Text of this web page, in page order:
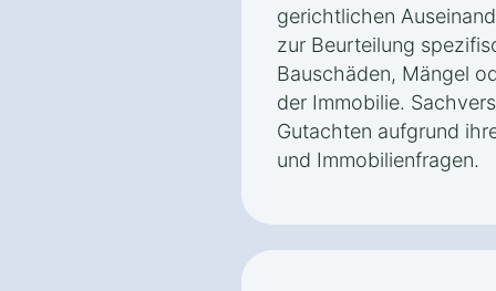
gerichtlichen
zur Beurteilung
Bauschäden, Mängel
der Immobilie.
Gutachten aufgrund
und Immobilienfragen.